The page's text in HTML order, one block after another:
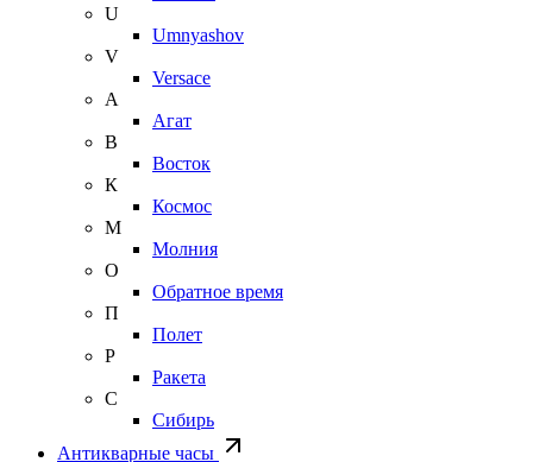
U
Umnyashov
V
Versace
А
Агат
В
Восток
К
Космос
М
Молния
О
Обратное время
П
Полет
Р
Ракета
С
Сибирь
Антикварные часы